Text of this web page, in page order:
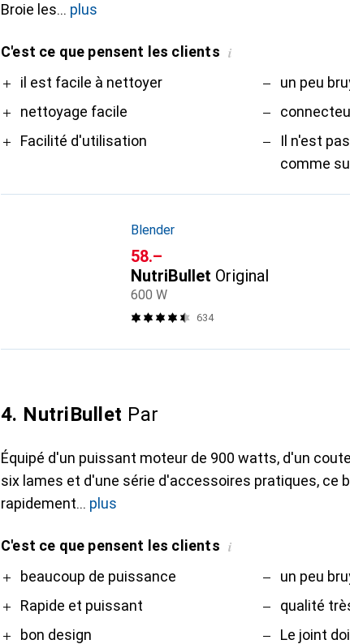
Broie les
plus
C'est ce que pensent les clients i
Proil est facile à nettoyer
nettoyage facile
Facilité d'utilisation
Contre
un peu
Il n'est
comme
Blender
CHF
58.–
NutriBullet Original
600 W
634
4. NutriBullet Par
Équipé d'un puissant moteur de 900 watts, d'un
six lames et d'une série d'accessoires pratiques, ce
rapidement
plus
C'est ce que pensent les clients i
Probeaucoup de puissance
Rapide et puissant
bon design
Contre
un peu
qualité
Le joint